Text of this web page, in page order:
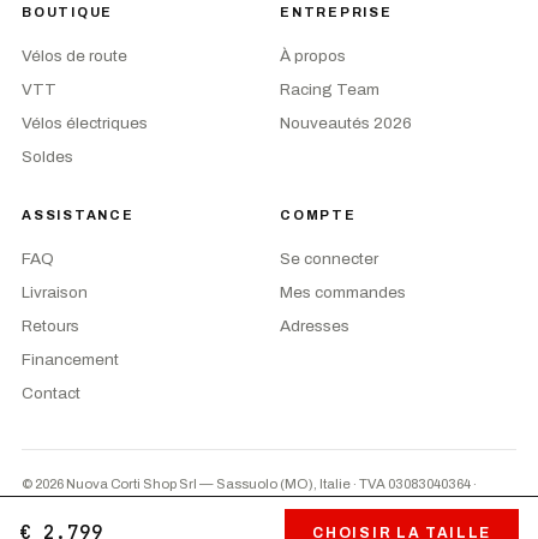
€ 2.799 CHOISIR LA TAILLE
BOUTIQUE
Vélos de route
VTT
Vélos électriques
Soldes
ENTREPRISE
À propos
Racing Team
Nouveautés 2026
ASSISTANCE
FAQ
Livraison
Retours
Financement
Contact
COMPTE
Se connecter
Mes commandes
Adresses
© 2026 Nuova Corti Shop Srl — Sassuolo (MO), Italie · TVA 03083040364 ·
PayPal Virement